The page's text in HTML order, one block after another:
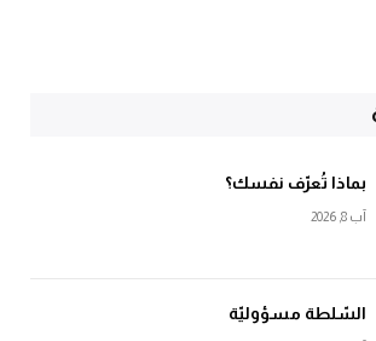
بماذا تُعرّف نفسك؟
آب 8, 2026
السّلطة مسؤوليّة